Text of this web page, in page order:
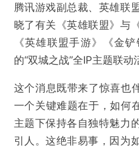
腾讯游戏副总裁、英雄联
晓了有关《英雄联盟》与
《英雄联盟手游》《金
的“双城之战”全IP主题联动
这个消息既带来了惊喜也
一个关键难题在于，如何
主题下保持各自独特魅力
引人。这绝非易事，因为